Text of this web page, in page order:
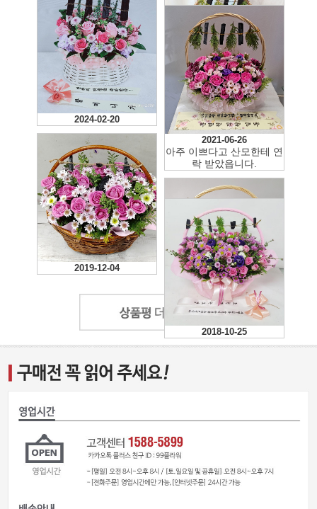
2025-12-06 2025-03-25
2024-02-20
2022-09-12
2021-06-26
아주 이쁘다고 산모한테 연
락 받았읍니다.
2019-12-04
2018-10-25